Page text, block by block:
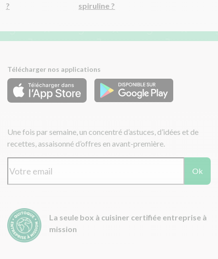
?
spiruline ?
Télécharger nos applications
Une fois par semaine, un concentré d’astuces, d’idées et de
recettes, assaisonné d’offres en avant-première.
Ok
La seule box à cuisiner certifiée entreprise à
mission